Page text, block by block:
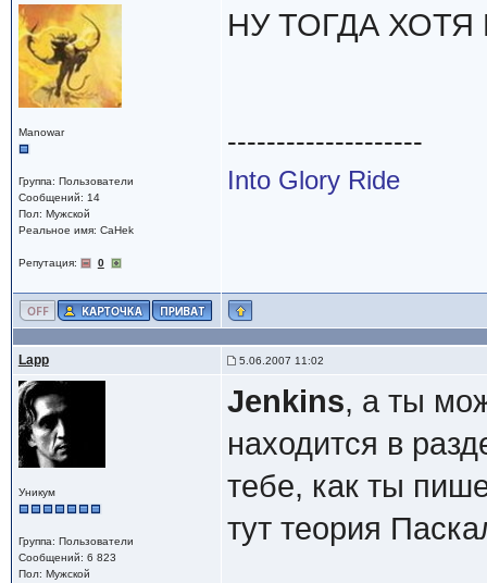
Manowar
Группа: Пользователи
Сообщений: 14
Пол: Мужской
Реальное имя: CaHek
Репутация: 0
НУ ТОГДА
--------------------
Into Glory Ride
Lapp 5.06.2007 11:02
Уникум
Группа: Пользователи
Сообщений: 6 823
Пол: Мужской
Jenkins, а ты
находится в
тебе, как ты
тут теория